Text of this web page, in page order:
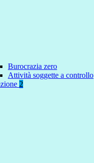
Burocrazia zero
Attività soggette a controllo
2